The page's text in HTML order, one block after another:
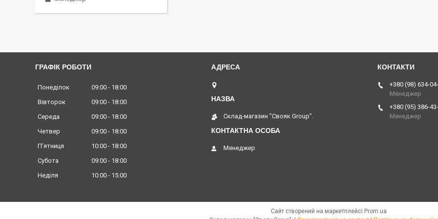
ГРАФІК РОБОТИ
Понеділок 09:00
18:00
Вівторок
09:00
18:00
Середа
09:00
18:00
Четвер
09:00
18:00
Пʼятниця
10:00
18:00
Субота
09:00
18:00
Неділя
10:00 15:00
Склад-магазин "Свояк Group".
Менеджер
+380 (98) 634-
Менеджер
+380 (95) 386-
Менеджер
Сайт створений на маркетплейсі Prom.ua